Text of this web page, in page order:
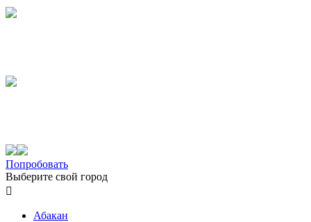
Попробовать
Выберите свой город

Абакан